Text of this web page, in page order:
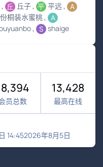
丘子
平远
桐装水蜜桃
shaige
员总数
13,428
最高在线
14:452026年8月5日